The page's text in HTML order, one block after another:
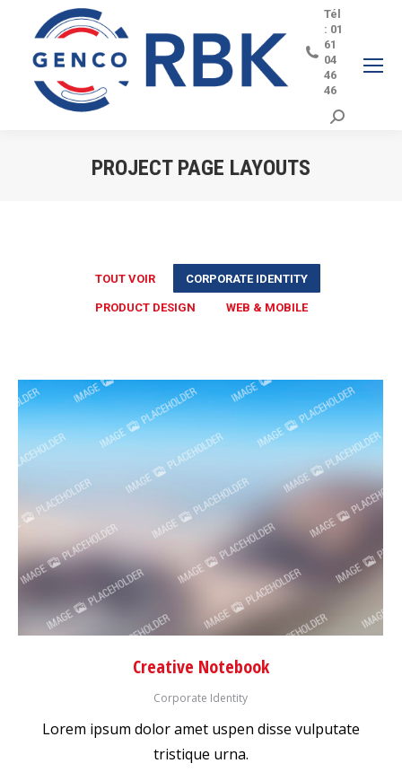
Tél
: 01
61
04
46
46
Search:
PROJECT PAGE LAYOUTS
TOUT VOIR CORPORATE IDENTITY
PRODUCT DESIGN WEB & MOBILE
Creative Notebook
Corporate Identity
Lorem ipsum dolor amet uspen disse vulputate
tristique urna.